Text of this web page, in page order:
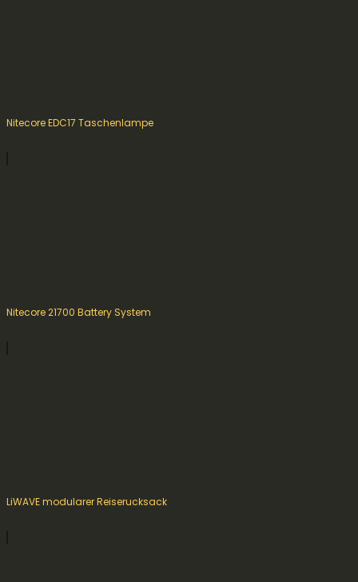
Nitecore EDC17 Taschenlampe
Nitecore 21700 Battery System
LiWAVE modularer Reiserucksack